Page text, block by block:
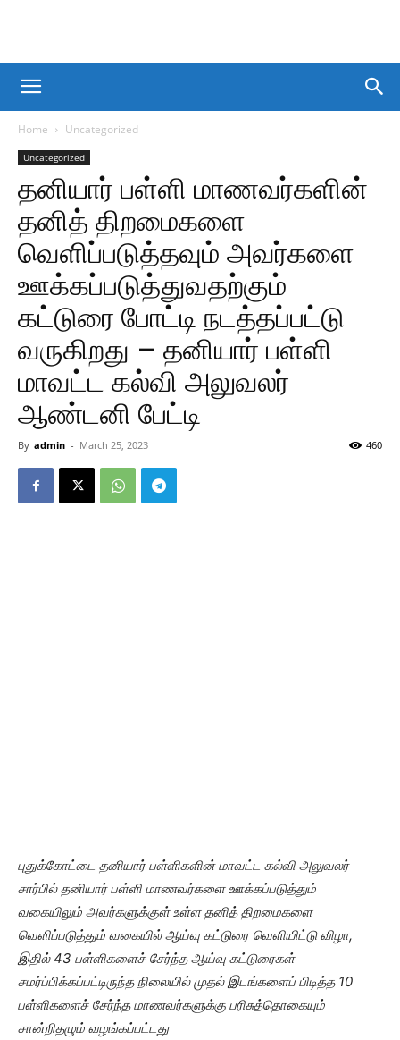
Home Uncategorized
Uncategorized
தனியார் பள்ளி மாணவர்களின்
தனித் திறமைகளை
வெளிப்படுத்தவும் அவர்களை
ஊக்கப்படுத்துவதற்கும்
கட்டுரை போட்டி நடத்தப்பட்டு
வருகிறது – தனியார் பள்ளி
மாவட்ட கல்வி அலுவலர்
ஆண்டனி பேட்டி
By admin - March 25, 2023 460
புதுக்கோட்டை தனியார் பள்ளிகளின் மாவட்ட கல்வி அலுவலர்
சார்பில் தனியார் பள்ளி மாணவர்களை ஊக்கப்படுத்தும்
வகையிலும் அவர்களுக்குள் உள்ள தனித் திறமைகளை
வெளிப்படுத்தும் வகையில் ஆய்வு கட்டுரை வெளியிட்டு விழா,
இதில் 43 பள்ளிகளைச் சேர்ந்த ஆய்வு கட்டுரைகள்
சமர்ப்பிக்கப்பட்டிருந்த நிலையில் முதல் இடங்களைப் பிடித்த 10
பள்ளிகளைச் சேர்ந்த மாணவர்களுக்கு பரிசுத்தொகையும்
சான்றிதழும் வழங்கப்பட்டது